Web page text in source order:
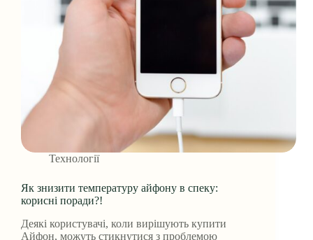
Технології
Як знизити температуру айфону в спеку:
корисні поради?!
Деякі користувачі, коли вирішують купити
Айфон, можуть стикнутися з проблемою